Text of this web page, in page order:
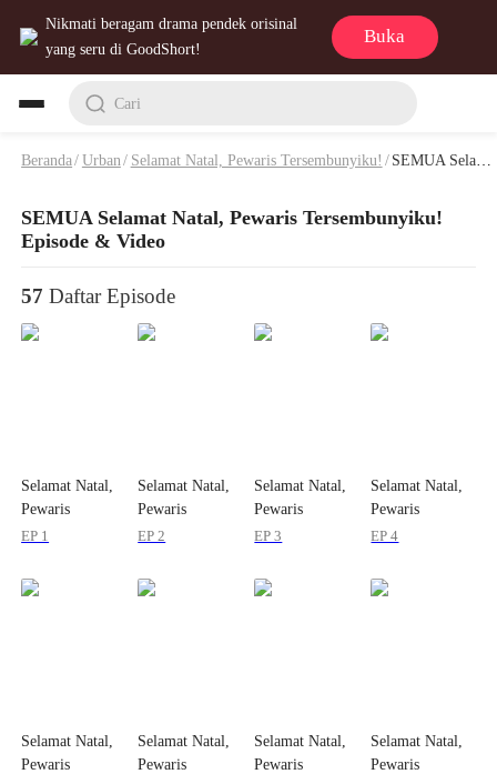
Nikmati beragam drama pendek orisinal
yang seru di GoodShort!
Buka
Cari
Beranda /Urban / Selamat Natal, Pewaris Tersembunyiku! /SEMUA Selamat Natal, Pewaris Tersembunyiku! Episode & Video
SEMUA Selamat Natal, Pewaris Tersembunyiku!
Episode & Video
57 Daftar Episode
Selamat Natal,
Pewaris
EP 1
Selamat Natal,
Pewaris
EP 2
Selamat Natal,
Pewaris
EP 3
Selamat Natal,
Pewaris
EP 4
Selamat Natal,
Pewaris
Selamat Natal,
Pewaris
Selamat Natal,
Pewaris
Selamat Natal,
Pewaris